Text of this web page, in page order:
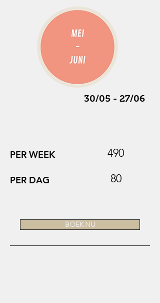
30/05 - 27/06
PER WEEK
PER DAG
490
80
BOEK NU